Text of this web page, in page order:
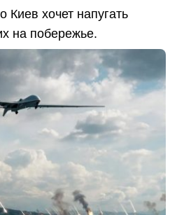
Киев хочет напугать
на побережье.